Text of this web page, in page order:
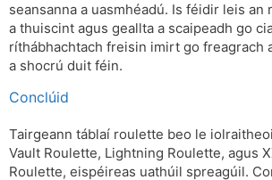
seansanna a uasmhéadú. Is féidir leis an
a thuiscint agus geallta a scaipeadh go
ríthábhachtach freisin imirt go freagrach
a shocrú duit féin.
Conclúid
Tairgeann táblaí roulette beo le
Vault Roulette, Lightning Roulette, agus
Roulette, eispéireas uathúil spreagúil.